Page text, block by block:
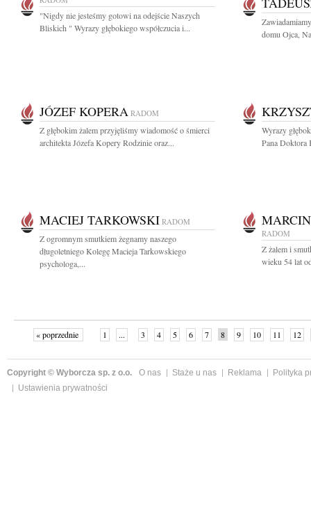
"Nigdy nie jesteśmy gotowi na odejście Naszych
Bliskich " Wyrazy głębokiego współczucia i...
domu Ojca,
JÓZEF KOPERA RADOM
Z głębokim żalem przyjęliśmy wiadomość o śmierci
architekta Józefa Kopery Rodzinie oraz...
Wyrazy
Pana Doktora
MACIEJ TARKOWSKI RADOM
Z ogromnym smutkiem żegnamy naszego
długoletniego Kolegę Macieja Tarkowskiego
psychologa,...
RADOM
Z żalem i
wieku 54 lat
« poprzednie 1 ... 3 4 5 6 7 8 9 10 11 12
Copyright © Wyborcza sp. z o.o. O nas Staże u nas Reklama
Polityka
Ustawienia prywatności